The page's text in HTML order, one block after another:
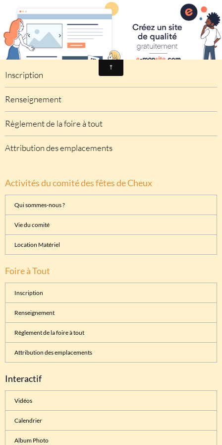
Comité des fêtes de CHEUX
Foire à Tout
Inscription
Renseignement
Règlement de la foire à tout
Attribution des emplacements
Activités du comité des fêtes de Cheux
Qui sommes-nous ?
Vie du comité
Location Matériel
Foire à Tout
Inscription
Renseignement
Règlement de la foire à tout
Attribution des emplacements
Interactif
Vidéos
Calendrier
Album Photo